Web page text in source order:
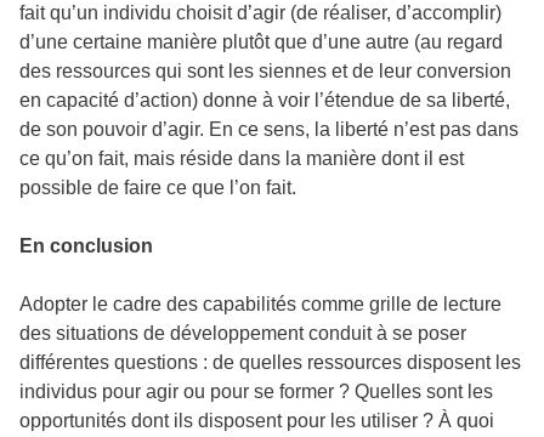
fait qu’un individu choisit d’agir (de réaliser, d’accomplir)
d’une certaine manière plutôt que d’une autre (au regard
des ressources qui sont les siennes et de leur conversion
en capacité d’action) donne à voir l’étendue de sa liberté,
de son pouvoir d’agir. En ce sens, la liberté n’est pas dans
ce qu’on fait, mais réside dans la manière dont il est
possible de faire ce que l’on fait.
En conclusion
Adopter le cadre des capabilités comme grille de lecture
des situations de développement conduit à se poser
différentes questions : de quelles ressources disposent les
individus pour agir ou pour se former ? Quelles sont les
opportunités dont ils disposent pour les utiliser ? À quoi